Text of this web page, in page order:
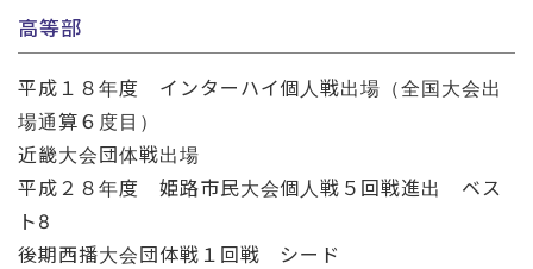
高等部
平成１８年度 インターハイ個人戦出場（全国大会出
場通算６度目）
近畿大会団体戦出場
平成２８年度 姫路市民大会個人戦５回戦進出 ベス
ト8
後期西播大会団体戦１回戦 シード